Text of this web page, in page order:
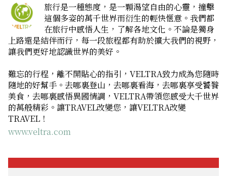
旅行是一種態度，是一顆渴望自由的心靈，撞擊
這個多姿的萬千世界而衍生的輕快愜意。我們都
在旅行中感悟人生，了解各地文化。不論是獨身
上路還是結伴而行，每一段旅程都有助於擴大我們的視野，
讓我們更好地認識世界的美好。
難忘的行程，離不開貼心的指引，VELTRA致力成為您隨時
隨地的好幫手。去哪裏登山，去哪裏看海，去哪裏享受饕餮
美食，去哪裏感悟異國情調，VELTRA帶領您感受大千世界
的萬般精彩。讓TRAVEL改變您，讓VELTRA改變
TRAVEL！
www.veltra.com